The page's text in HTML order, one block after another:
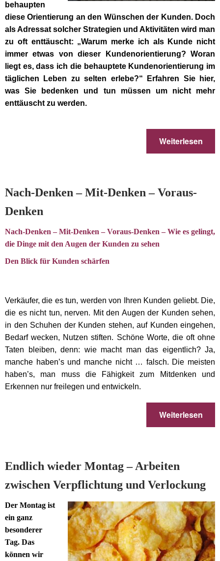
behaupten
diese Orientierung an den Wünschen der Kunden. Doch
als Adressat solcher Strategien und Aktivitäten wird man
zu oft enttäuscht: „Warum merke ich als Kunde nicht
immer etwas von dieser Kundenorientierung? Woran
liegt es, dass ich die behauptete Kundenorientierung im
täglichen Leben zu selten erlebe?“ Erfahren Sie hier,
was Sie bedenken und tun müssen um nicht mehr
enttäuscht zu werden.
Weiterlesen
Nach-Denken – Mit-Denken – Voraus-
Denken
Nach-Denken – Mit-Denken – Voraus-Denken – Wie es gelingt,
die Dinge mit den Augen der Kunden zu sehen
Den Blick für Kunden schärfen
Verkäufer, die es tun, werden von Ihren Kunden geliebt. Die,
die es nicht tun, nerven. Mit den Augen der Kunden sehen,
in den Schuhen der Kunden stehen, auf Kunden eingehen,
Bedarf wecken, Nutzen stiften. Schöne Worte, die oft ohne
Taten bleiben, denn: wie macht man das eigentlich? Ja,
manche haben’s und manche nicht … falsch. Die meisten
haben’s, man muss die Fähigkeit zum Mitdenken und
Erkennen nur freilegen und entwickeln.
Weiterlesen
Endlich wieder Montag – Arbeiten
zwischen Verpflichtung und Verlockung
Der Montag ist
ein ganz
besonderer
Tag. Das
können wir